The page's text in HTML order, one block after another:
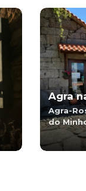
Agra
Agra-
do